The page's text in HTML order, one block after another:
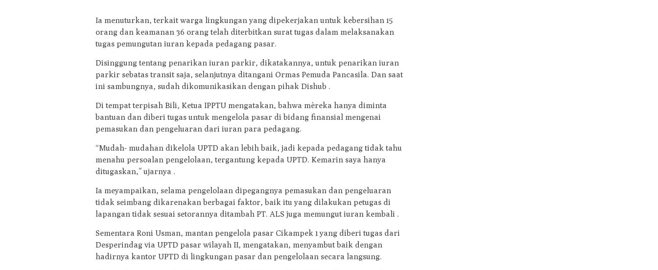
Ia menuturkan, terkait warga lingkungan yang dipekerjakan untuk kebersihan 15
orang dan keamanan 36 orang telah diterbitkan surat tugas dalam melaksanakan
tugas pemungutan iuran kepada pedagang pasar.
Disinggung tentang penarikan iuran parkir, dikatakannya, untuk penarikan iuran
parkir sebatas transit saja, selanjutnya ditangani Ormas Pemuda Pancasila. Dan saat
ini sambungnya, sudah dikomunikasikan dengan pihak Dishub .
Di tempat terpisah Bili, Ketua IPPTU mengatakan, bahwa mèreka hanya diminta
bantuan dan diberi tugas untuk mengelola pasar di bidang finansial mengenai
pemasukan dan pengeluaran dari iuran para pedagang.
“Mudah- mudahan dikelola UPTD akan lebih baik, jadi kepada pedagang tidak tahu
menahu persoalan pengelolaan, tergantung kepada UPTD. Kemarin saya hanya
ditugaskan,” ujarnya .
Ia meyampaikan, selama pengelolaan dipegangnya pemasukan dan pengeluaran
tidak seimbang dikarenakan berbagai faktor, baik itu yang dilakukan petugas di
lapangan tidak sesuai setorannya ditambah PT. ALS juga memungut iuran kembali .
Sementara Roni Usman, mantan pengelola pasar Cikampek 1 yang diberi tugas dari
Desperindag via UPTD pasar wilayah II, mengatakan, menyambut baik dengan
hadirnya kantor UPTD di lingkungan pasar dan pengelolaan secara langsung.